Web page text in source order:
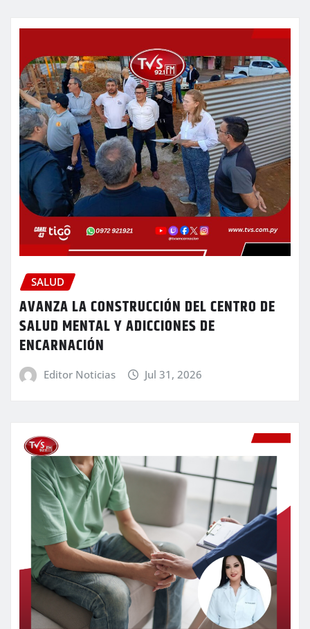
SALUD
AVANZA LA CONSTRUCCIÓN DEL CENTRO DE
SALUD MENTAL Y ADICCIONES DE
ENCARNACIÓN
Editor Noticias Jul 31, 2026